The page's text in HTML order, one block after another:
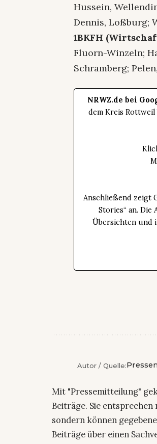
Hussein,
Dennis, Loßburg;
1BKFH
Fluorn-Winzeln;
Schramberg;
NRWZ.de bei
dem Kreis Rottweil
Anschließend zeigt
Stories“ an. Die
Übersichten und
Autor / Quelle:
Mit "Pressemitteilung"
Beiträge. Sie
sondern können
Beiträge über einen